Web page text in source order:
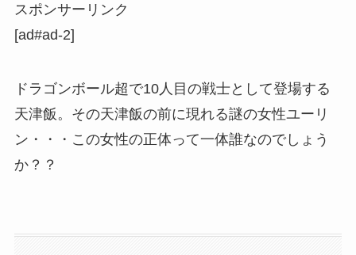
スポンサーリンク
[ad#ad-2]
ドラゴンボール超で10人目の戦士として登場する
天津飯。その天津飯の前に現れる謎の女性ユーリ
ン・・・この女性の正体って一体誰なのでしょう
か？？